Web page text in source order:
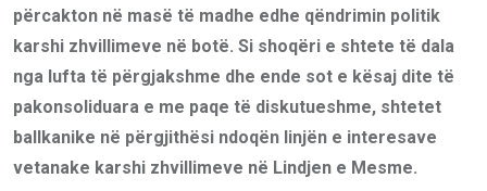
përcakton në masë të madhe edhe qëndrimin politik
karshi zhvillimeve në botë. Si shoqëri e shtete të dala
nga lufta të përgjakshme dhe ende sot e kësaj dite të
pakonsoliduara e me paqe të diskutueshme, shtetet
ballkanike në përgjithësi ndoqën linjën e interesave
vetanake karshi zhvillimeve në Lindjen e Mesme.